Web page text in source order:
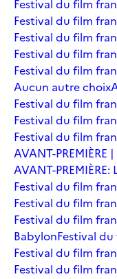
Festival du film
Festival du film
Festival du film
Festival du film
Festival du film
Aucun autre choix
Festival du film
Festival du film
Festival du film
AVANT-
AVANT-
Festival du film
Festival du film
Festival du film
BabylonFestival
Festival du film
Festival du film